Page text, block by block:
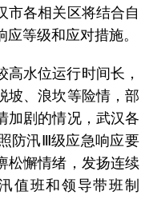
市各相关区将结合自
等级和应对措施。
水位运行时间长，
坡、浪坎等险情，部
加剧的情况，武汉各
防汛Ⅲ级应急响应要
松懈情绪，发扬连续
值班和领导带班制